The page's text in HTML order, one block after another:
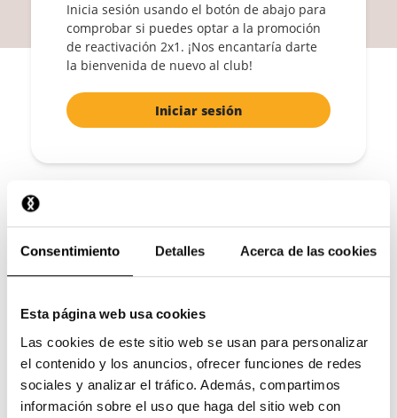
Consentimiento Detalles Acerca de las cookies
Esta página web usa cookies
Las cookies de este sitio web se usan para personalizar
el contenido y los anuncios, ofrecer funciones de redes
sociales y analizar el tráfico. Además, compartimos
información sobre el uso que haga del sitio web con
Al confirmar, aceptas los Términos y condiciones
Inicia sesión usando el botón de abajo para
comprobar si puedes optar a la promoción
de reactivación 2x1. ¡Nos encantaría darte
la bienvenida de nuevo al club!
Iniciar sesión
Tus socks gratis están listos.
El último diseño
Envío siempre gratis